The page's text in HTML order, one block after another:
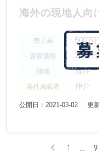
海外の現地人向
売上高 500万
譲渡価格 2000
地域 海外
案件掲載者 仲介
公開日：2021-03-02 更
1 … 9